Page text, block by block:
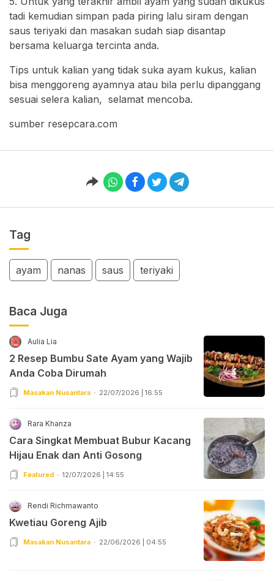
tadi kemudian simpan pada piring lalu siram dengan
saus teriyaki dan masakan sudah siap disantap
bersama keluarga tercinta anda.
Tips untuk kalian yang tidak suka ayam kukus, kalian
bisa menggoreng ayamnya atau bila perlu dipanggang
sesuai selera kalian, selamat mencoba.
sumber resepcara.com
Tag
ayam nanas saus teriyaki
Baca Juga
Aulia Lia
2 Resep Bumbu Sate Ayam yang Wajib
Anda Coba Dirumah
Masakan Nusantara 22/07/2026 | 16:55
Rara Khanza
Cara Singkat Membuat Bubur Kacang
Hijau Enak dan Anti Gosong
Featured 12/07/2026 | 14:55
Rendi Richmawanto
Kwetiau Goreng Ajib
Masakan Nusantara 22/06/2026 | 04:55